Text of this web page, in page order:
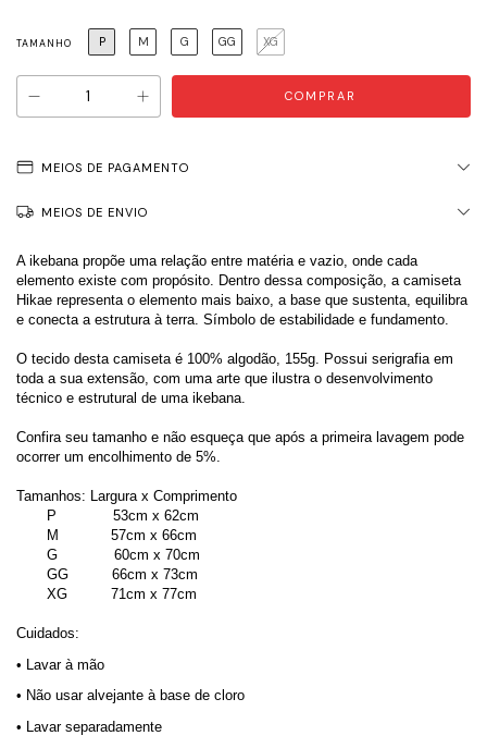
TAMANHO P M G GG XG
MEIOS DE PAGAMENTO
MEIOS DE ENVIO
A ikebana propõe uma relação entre matéria e vazio, onde cada
elemento existe com propósito. Dentro dessa composição, a camiseta
Hikae representa o elemento mais baixo, a base que sustenta, equilibra
e conecta a estrutura à terra. Símbolo de estabilidade e fundamento.
O tecido desta camiseta é 100% algodão, 155g. Possui serigrafia em
toda a sua extensão, com uma arte que ilustra o desenvolvimento
técnico e estrutural de uma ikebana.
Confira seu tamanho e não esqueça que após a primeira lavagem pode
ocorrer um encolhimento de 5%.
Tamanhos: Largura x Comprimento
P             53cm x 62cm
M            57cm x 66cm
G             60cm x 70cm
GG          66cm x 73cm
XG          71cm x 77cm
Cuidados:
• Lavar à mão
• Não usar alvejante à base de cloro
• Lavar separadamente